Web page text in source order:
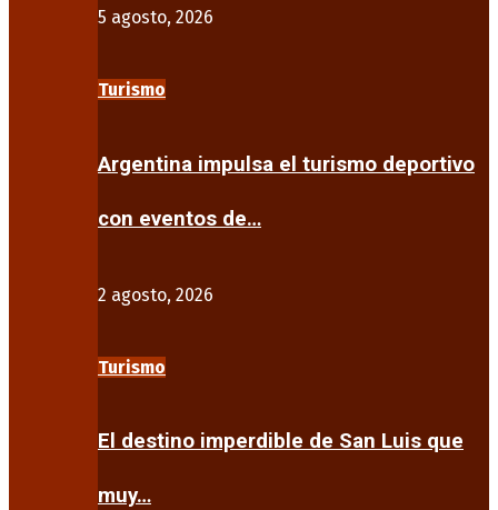
5 agosto, 2026
Turismo
Argentina impulsa el turismo deportivo
con eventos de…
2 agosto, 2026
Turismo
El destino imperdible de San Luis que
muy…